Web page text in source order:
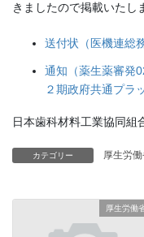
きましたので掲載いたし
送付状（医機連総
通知（薬生薬審発
２期政府共通プラ
日本歯科材料工業協同組
カテゴリー 厚生労
厚生労働